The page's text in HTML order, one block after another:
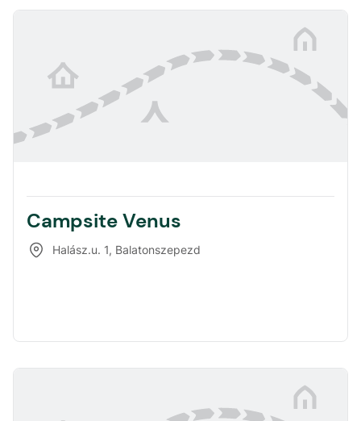
Campsite Venus
Halász.u. 1, Balatonszepezd